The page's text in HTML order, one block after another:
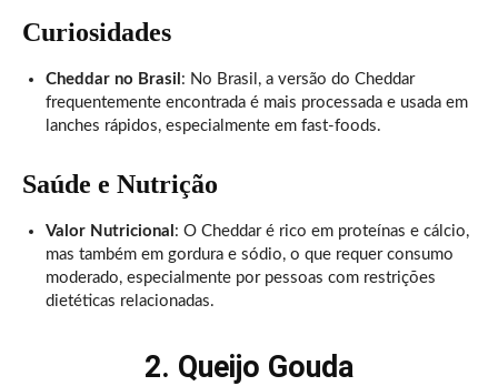
Curiosidades
Cheddar no Brasil : No Brasil, a versão do Cheddar
frequentemente encontrada é mais processada e usada em
lanches rápidos, especialmente em fast-foods.
Saúde e Nutrição
Valor Nutricional : O Cheddar é rico em proteínas e cálcio,
mas também em gordura e sódio, o que requer consumo
moderado, especialmente por pessoas com restrições
dietéticas relacionadas.
2. Queijo Gouda